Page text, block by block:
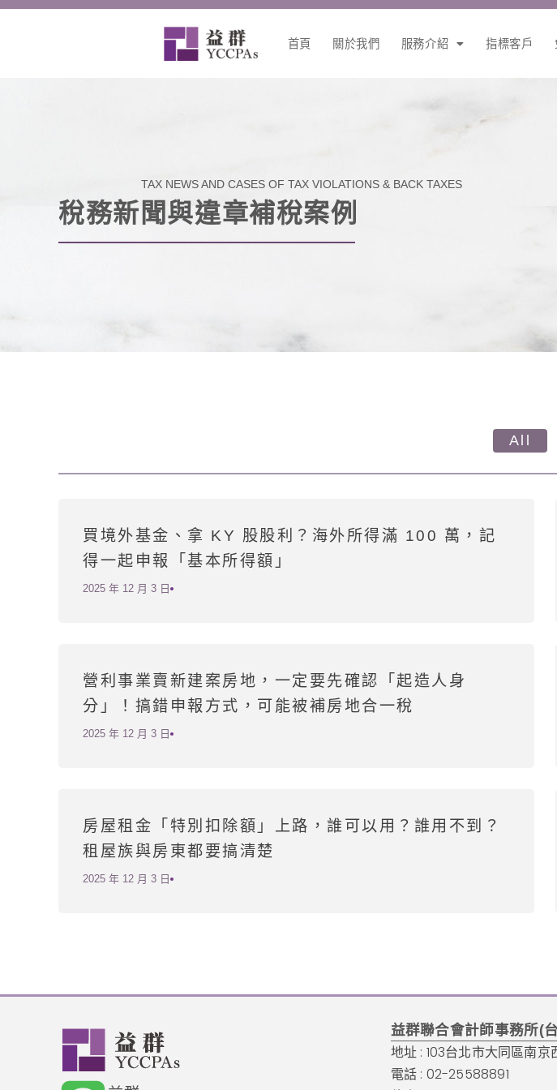
跳
首頁 關於我們 服務介紹 指標客戶
TAX NEWS AND CASES OF TAX VIOLATIONS & BACK TAXES
稅務新聞與違章補稅案例
All
買境外基金、拿 KY 股股利？海外所得滿 100 萬，記
得一起申報「基本所得額」
2025 年 12 月 3 日
營利事業賣新建案房地，一定要先確認「起造人身
分」！搞錯申報方式，可能被補房地合一稅
2025 年 12 月 3 日
房屋租金「特別扣除額」上路，誰可以用？誰用不到？
租屋族與房東都要搞清楚
2025 年 12 月 3 日
益群聯合會計師事務所(
地址 : 103台北市大同區南
電話 : 02-25588891